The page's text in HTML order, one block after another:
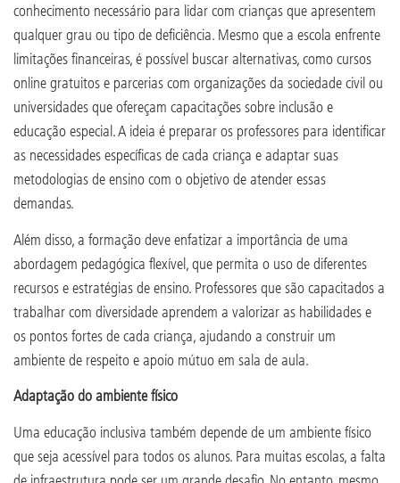
conhecimento necessário para lidar com crianças que apresentem
qualquer grau ou tipo de deficiência. Mesmo que a escola enfrente
limitações financeiras, é possível buscar alternativas, como cursos
online gratuitos e parcerias com organizações da sociedade civil ou
universidades que ofereçam capacitações sobre inclusão e
educação especial. A ideia é preparar os professores para identificar
as necessidades específicas de cada criança e adaptar suas
metodologias de ensino com o objetivo de atender essas
demandas.
Além disso, a formação deve enfatizar a importância de uma
abordagem pedagógica flexível, que permita o uso de diferentes
recursos e estratégias de ensino. Professores que são capacitados a
trabalhar com diversidade aprendem a valorizar as habilidades e
os pontos fortes de cada criança, ajudando a construir um
ambiente de respeito e apoio mútuo em sala de aula.
Adaptação do ambiente físico
Uma educação inclusiva também depende de um ambiente físico
que seja acessível para todos os alunos. Para muitas escolas, a falta